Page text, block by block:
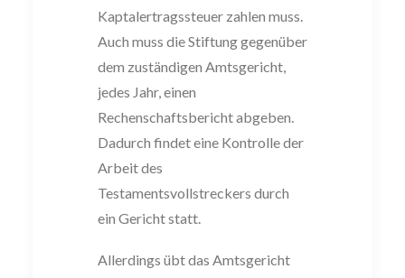
Kaptalertragssteuer zahlen muss.
Auch muss die Stiftung gegenüber
dem zuständigen Amtsgericht,
jedes Jahr, einen
Rechenschaftsbericht abgeben.
Dadurch findet eine Kontrolle der
Arbeit des
Testamentsvollstreckers durch
ein Gerichtstatt.
Allerdings übt das Amtsgericht